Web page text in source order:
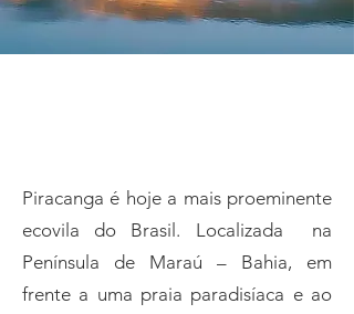
Piracanga é hoje a mais proeminente
ecovila do Brasil. Localizada na
Península de Maraú – Bahia, em
frente a uma praia paradisíaca e ao